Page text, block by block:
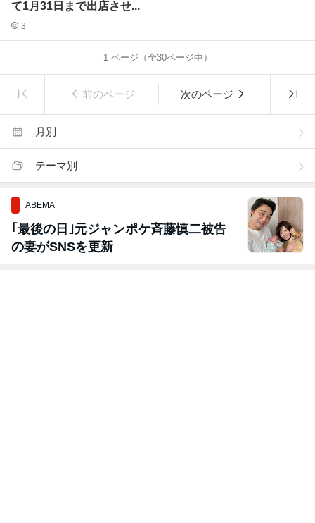
て1月31日まで出店させ...
3
1ページ（全30ページ中）
前のページ 次のページ
月別
テーマ別
ABEMA
｢最後の日｣元ジャンポケ斉藤慎二被告
の妻がSNSを更新